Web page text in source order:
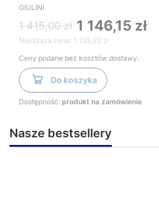
GIULINI
1 415,00 zł 1 146,15 zł
Najniższa cena: 1 125,93 zł
Ceny podane bez kosztów dostawy.
Do koszyka
Dostępność: produkt na zamówienie
Nasze bestsellery